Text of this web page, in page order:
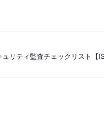
リティ監査チェックリスト【